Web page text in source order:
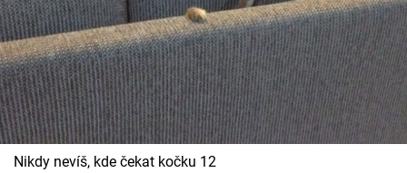
Nikdy nevíš, kde čekat kočku 12